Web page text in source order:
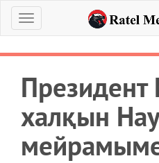
Меню
Президент
халқын